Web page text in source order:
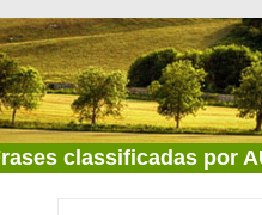
classificadas por